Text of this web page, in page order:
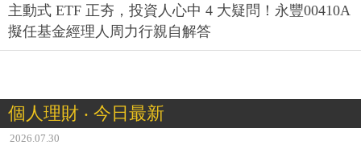
主動式 ETF 正夯，投資人心中 4 大疑問！永豐00410A
擬任基金經理人周力行親自解答
個人理財 ‧ 今日最新
2026.07.30